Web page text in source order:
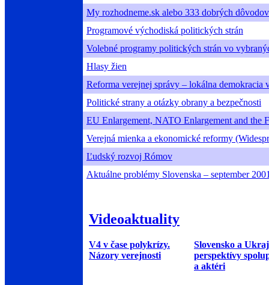
My rozhodneme.sk alebo 333 dobrých
Programové východiská politických strán
Volebné programy politických strán vo
Hlasy žien
Reforma verejnej správy – lokálna demokracia
Politické strany a otázky obrany a bezpečnosti
EU Enlargement, NATO Enlargement and the
Verejná mienka a ekonomické reformy
Ľudský rozvoj Rómov
Aktuálne problémy Slovenska – september
Videoaktuality
V4 v čase polykrízy.
Názory verejnosti
Slovensko a
perspektívy
a aktéri